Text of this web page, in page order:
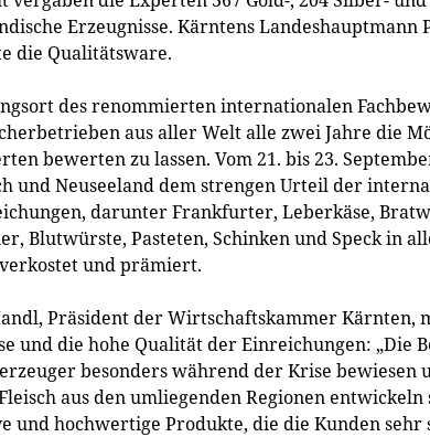
Erzeugnisse. Kärntens
die Qualitätsware.
des renommierten internationalen
aus aller Welt alle zwei Jahre die
bewerten zu lassen. Vom 21. bis 23.
und Neuseeland dem strengen Urteil der
darunter Frankfurter, Leberkäse,
Blutwürste, Pasteten, Schinken und Speck in
und prämiert.
Präsident der Wirtschaftskammer Kärnten,
und die hohe Qualität der Einreichungen: „Die
besonders während der Krise
aus den umliegenden Regionen
und hochwertige Produkte, die die Kunden sehr